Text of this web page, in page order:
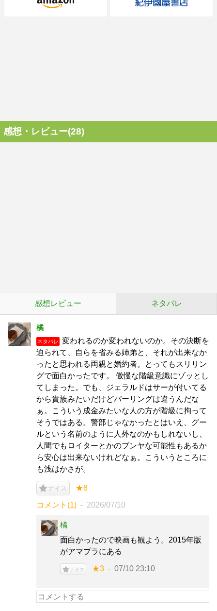
感想・レビュー(28)
感想レビュー ネタバレ
橘
ネタバレ
変われるのか変われないのか。その決断を
迫られて、自らを省みる姉弟と、それが出来なか
ったと思われる両親と婚約者。とってもスリリン
グで面白かったです。 傲慢な階級意識にゾッとし
てしまった。でも、ジェラルドはサーが付いてる
から貴族みたいだけどバーリングは違うんだな
ぁ。こういう成金みたいな人の方が階級に拘って
そうではある。警部じゃなかったとはいえ、グー
ルという名前のように人外なのかもしれないし、
人間でもロイターとかのブンヤな可能性もあるか
ら安心は出来ないけれどなぁ。こういうところに
も浅はかさが。
ナイス ★8
コメント(1) 2026/07/10
橘
面白かったので映画も観よう。2015年版
がアマプラにある
ナイス ★3 07/10 23:10